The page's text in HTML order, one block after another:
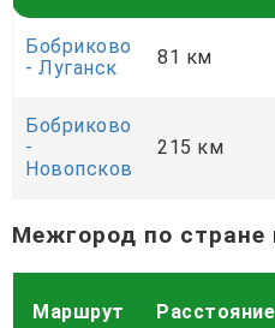
Бобриково
- Луганск
81 км
Бобриково
-
Новопсков
215 км
Межгород по стране
Маршрут Расстояние